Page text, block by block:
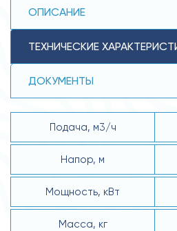
ОПИСАНИЕ
ТЕХНИЧЕСКИЕ
ДОКУМЕНТЫ
Подача, м3/ч
Напор, м
Мощность, кВт
Масса, кг